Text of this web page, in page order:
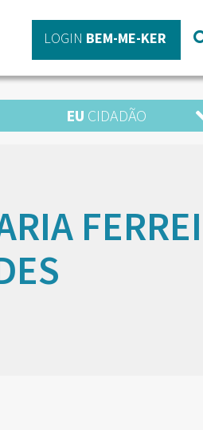
LOGIN BEM-ME-KER
EU CIDADÃO